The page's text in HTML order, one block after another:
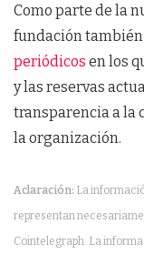
Como parte de la
fundación también
periódicos en los
y las reservas
transparencia a la
la organización.
Aclaración: La
representan
Cointelegraph. La